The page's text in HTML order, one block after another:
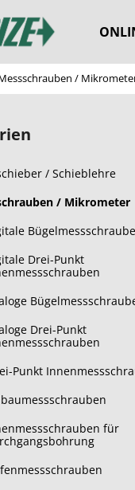
/
/ Schieblehre
/ Mikrometer
Drei-Punkt
Drei-Punkt
Punkt
für